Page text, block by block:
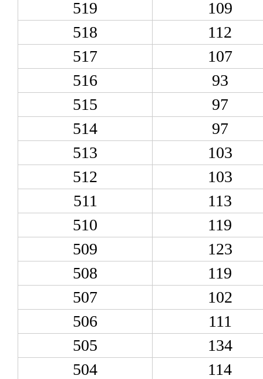
519
109
518
112
517
107
516
93
515
97
514
97
513
103
512
103
511
113
510
119
509
123
508
119
507
102
506
111
505
134
504
114